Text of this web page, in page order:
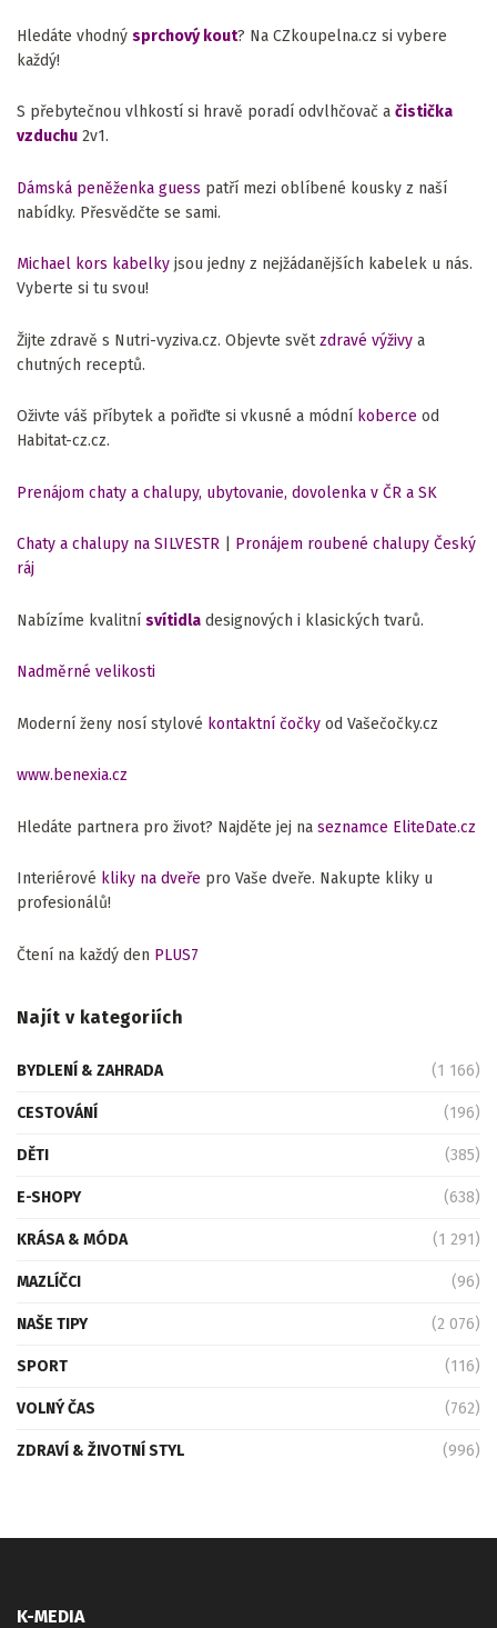
Hledáte vhodný sprchový kout? Na CZkoupelna.cz si vybere
každý!
S přebytečnou vlhkostí si hravě poradí odvlhčovač a čistička
vzduchu 2v1.
Dámská peněženka guess patří mezi oblíbené kousky z naší
nabídky. Přesvědčte se sami.
Michael kors kabelky jsou jedny z nejžádanějších kabelek u nás.
Vyberte si tu svou!
Žijte zdravě s Nutri-vyziva.cz. Objevte světzdravé výživy a
chutných receptů.
Oživte váš příbytek a pořiďte si vkusné a módní koberce od
Habitat-cz.cz.
Prenájom chaty a chalupy, ubytovanie, dovolenka v ČR a SK
Chaty a chalupy na SILVESTR
Pronájem roubené chalupy Český
ráj
Nabízíme kvalitní svítidla designových i klasických tvarů.
Nadměrné velikosti
Moderní ženy nosí stylové kontaktní čočky od Vašečočky.cz
www.benexia.cz
Hledáte partnera pro život? Najděte jej na seznamce EliteDate.cz
Interiérové kliky na dveře pro Vaše dveře. Nakupte kliky u
profesionálů!
Čtení na každý den PLUS7
Najít v kategoriích
BYDLENÍ & ZAHRADA (1 166)
CESTOVÁNÍ (196)
DĚTI (385)
E-SHOPY (638)
KRÁSA & MÓDA (1 291)
MAZLÍČCI (96)
NAŠE TIPY (2 076)
SPORT (116)
VOLNÝ ČAS (762)
ZDRAVÍ & ŽIVOTNÍ STYL (996)
K-MEDIA